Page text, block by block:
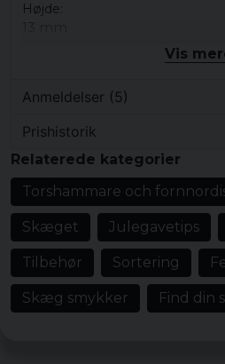
Højde:
6 mm
materialer:
bronze
Vis
Anmeldelser (5)
Helle
for 4 år siden
Vibeke
for 5 år siden
Tina
for 6 år siden
Prishistorik
Relaterede kategorier
Torshammare och
Skæget Julegavetips
Tilbehør Sortering
Skæg smykker Find din